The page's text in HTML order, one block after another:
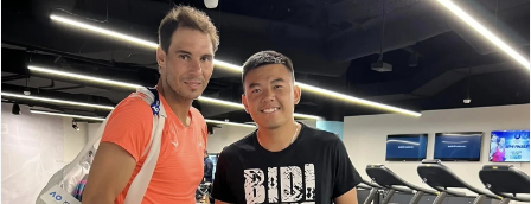
Theo dõi báo trên
Hotline
0906 645 777
Liên hệ quảng cáo
0908 780 404